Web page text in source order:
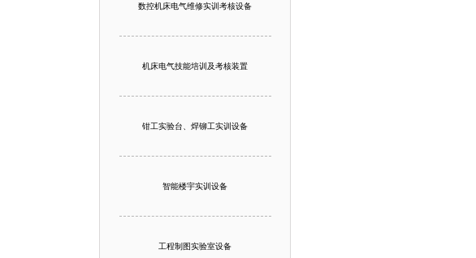
数控机床电气维修实训考核设备
机床电气技能培训及考核装置
钳工实验台、焊铆工实训设备
智能楼宇实训设备
工程制图实验室设备